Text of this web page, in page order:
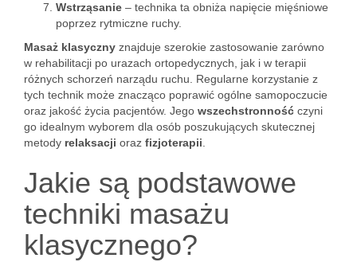
Wstrząsanie – technika ta obniża napięcie mięśniowe
poprzez rytmiczne ruchy.
Masaż klasyczny znajduje szerokie zastosowanie zarówno
w rehabilitacji po urazach ortopedycznych, jak i w terapii
różnych schorzeń narządu ruchu. Regularne korzystanie z
tych technik może znacząco poprawić ogólne samopoczucie
oraz jakość życia pacjentów. Jego wszechstronność czyni
go idealnym wyborem dla osób poszukujących skutecznej
metody relaksacji oraz fizjoterapii
Jakie są podstawowe
techniki masażu
klasycznego?